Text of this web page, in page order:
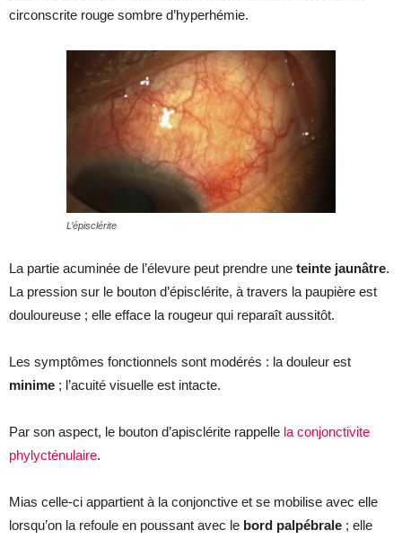
circonscrite rouge sombre d’hyperhémie.
L’épisclérite
La partie acuminée de l’élevure peut prendre une teinte jaunâtre.
La pression sur le bouton d’épisclérite, à travers la paupière est
douloureuse ; elle efface la rougeur qui reparaît aussitôt.
Les symptômes fonctionnels sont modérés : la douleur est
minime ; l’acuité visuelle est intacte.
Par son aspect, le bouton d’apisclérite rappelle la conjonctivite
phylycténulaire.
Mias celle-ci appartient à la conjonctive et se mobilise avec elle
lorsqu’on la refoule en poussant avec le bord palpébrale ; elle